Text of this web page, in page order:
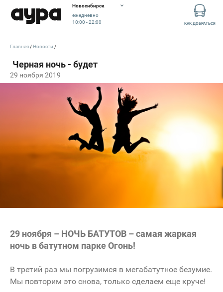
Новосибирск
ежедневно
10:00 - 22:00
КАК ДОБРАТЬСЯ
29 ноября 2019
Главная Новости
29 ноября – НОЧЬ БАТУТОВ – самая жаркая
ночь в батутном парке Огонь!
В третий раз мы погрузимся в мегабатутное безумие.
Мы повторим это снова, только сделаем еще круче!